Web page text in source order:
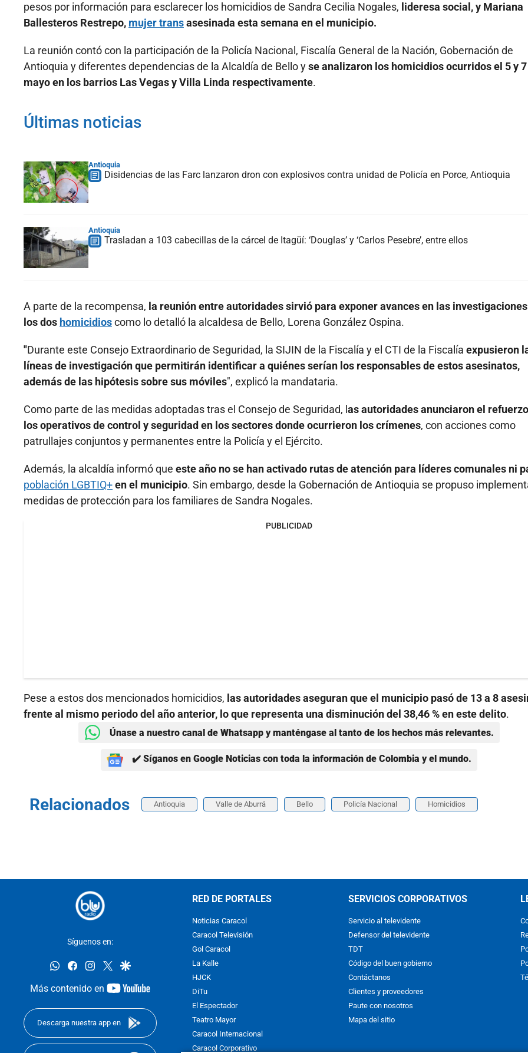
pesos por información para esclarecer los homicidios de Sandra Cecilia Nogales, lideresa social, y Mariana
Ballesteros Restrepo, mujer transasesinada esta semana en el municipio.
La reunión contó con la participación de la Policía Nacional, Fiscalía General de la Nación, Gobernación de
Antioquia y diferentes dependencias de la Alcaldía de Bello yse analizaron los homicidios ocurridos el 5 y
mayo en los barrios Las Vegas y Villa Linda respectivamente.
Últimas noticias
Antioquia
Disidencias de las Farc lanzaron dron con explosivos contra unidad de Policía en Porce, Antioquia
Antioquia
Trasladan a 103 cabecillas de la cárcel de Itagüí: ‘Douglas’ y ‘Carlos Pesebre’, entre ellos
A parte de la recompensa, la reunión entre autoridades sirvió para exponer avances en las
los dos homicidioscomo lo detalló la alcaldesa de Bello, Lorena González Ospina.
"Durante este Consejo Extraordinario de Seguridad, la SIJIN de la Fiscalía y el CTI de la Fiscalía expusieron
líneas de investigación que permitirán identificar a quiénes serían los responsables de estos asesinatos,
además de las hipótesis sobre sus móviles", explicó la mandataria.
Como parte de las medidas adoptadas tras el Consejo de Seguridad, l as autoridades anunciaron el
los operativos de control y seguridad en los sectores donde ocurrieron los crímenes, con acciones como
patrullajes conjuntos y permanentes entre la Policía y el Ejército.
Además, la alcaldía informó que este año no se han activado rutas de atención para líderes comunales ni
población LGBTIQ+en el municipio. Sin embargo, desde la Gobernación de Antioquia se propuso
medidas de protección para los familiares de Sandra Nogales.
PUBLICIDAD
Pese a estos dos mencionados homicidios, las autoridades aseguran que el municipio pasó de 13 a 8
frente al mismo periodo del año anterior, lo que representa una disminución del 38,46 % en este delito.
Únase a nuestro canal de Whatsapp y manténgase al tanto de los hechos más relevantes.
✔️ Síganos en Google Noticias con toda la información de Colombia y el mundo.
Relacionados Antioquia Valle de Aburrá Bello Policía Nacional Homicidios
Síguenos en:
whatsappfacebookinstagram
twittergoogle
Más contenido en
youtube-
Descarga nuestra app en
RED DE PORTALES
Noticias Caracol
Caracol Televisión
Gol Caracol
La Kalle
HJCK
DiTu
El Espectador
Teatro Mayor
Caracol Internacional
Caracol Corporativo
SERVICIOS CORPORATIVOS
Servicio al televidente
Defensor del televidente
TDT
Código del buen gobierno
Contáctanos
Clientes y proveedores
Paute con nosotros
Mapa del sitio